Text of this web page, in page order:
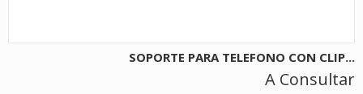
SOPORTE PARA TELEFONO CON CLIP...
A Consultar